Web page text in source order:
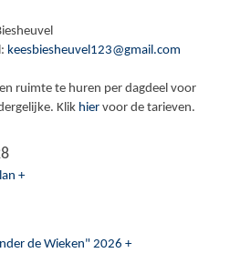
keesbiesheuvel123@gmail.com
ruimte te huren per dagdeel voor
Klik hier voor de tarieven.
+
de Wieken" 2026 +